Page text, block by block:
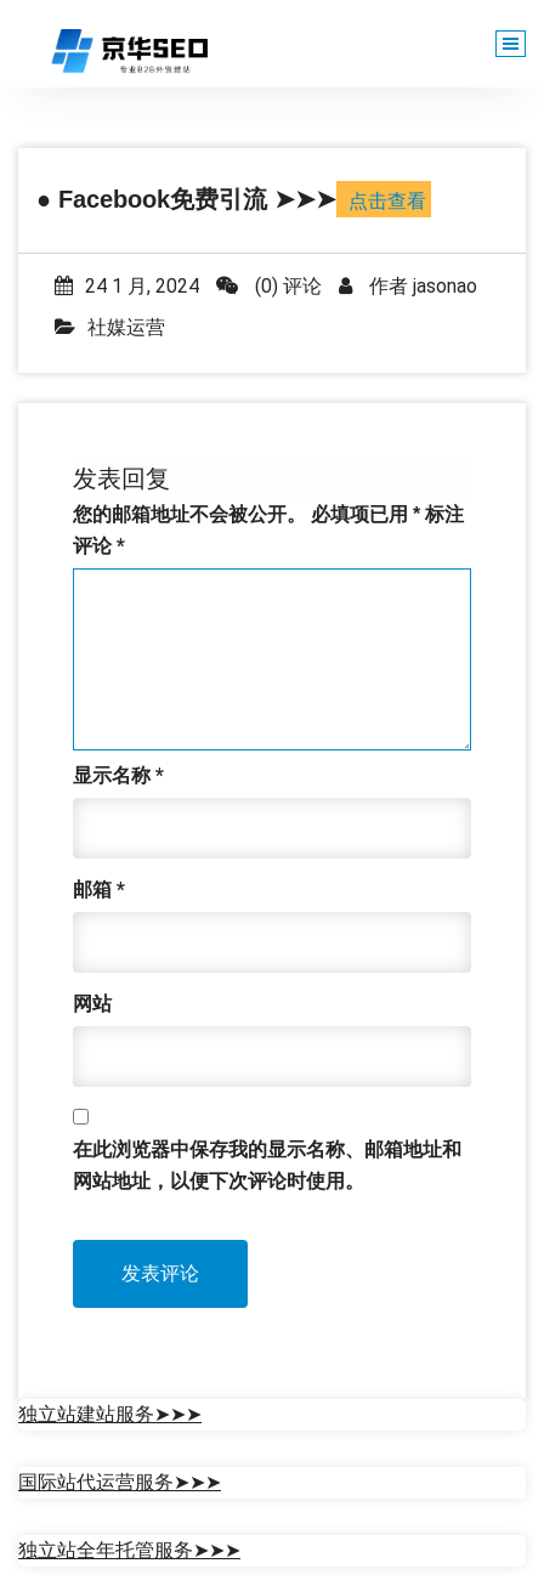
● Facebook免费引流 ➤➤➤ 点击查看
24 1 月, 2024 (0) 评论 作者 jasonao
社媒运营
发表回复
您的邮箱地址不会被公开。 必填项已用 * 标注
评论*
显示名称*
邮箱 *
网站
在此浏览器中保存我的显示名称、邮箱地址和
网站地址，以便下次评论时使用。
独立站建站服务➤➤➤
国际站代运营服务➤➤➤
独立站全年托管服务➤➤➤